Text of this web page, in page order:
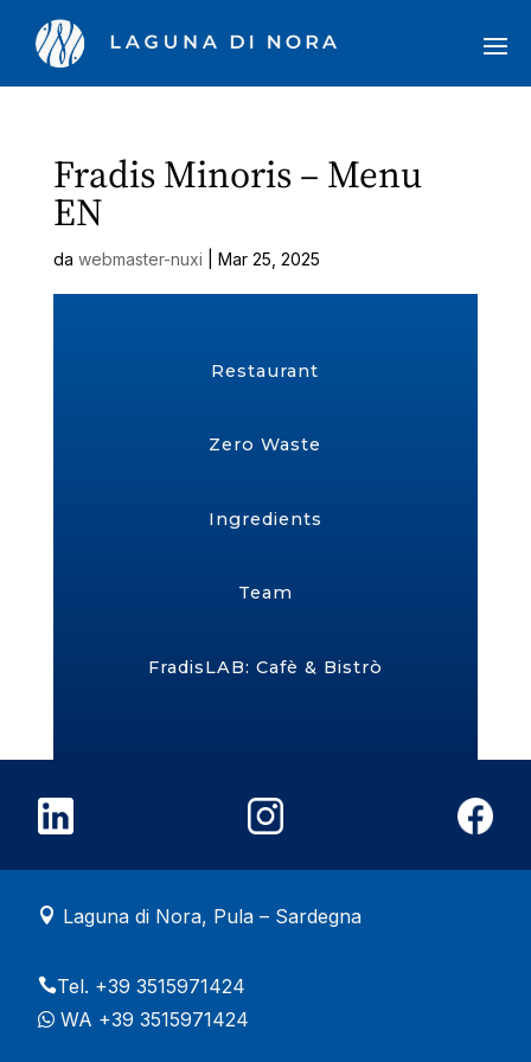
Fradis Minoris – Menu
EN
da webmaster-nuxi Mar 25, 2025
Restaurant
Zero Waste
Ingredients
Team
FradisLAB: Cafè & Bistrò
 Laguna di Nora, Pula – Sardegna
Tel. +39 3515971424
WA +39 3515971424